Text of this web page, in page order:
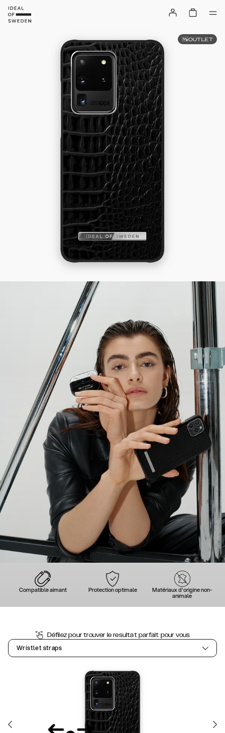
Compatible aimant Protection optimale Matériaux d'origine non-
animale
Défilez pour trouver le resultat parfait pour vous
Wristlet straps
OUTLET